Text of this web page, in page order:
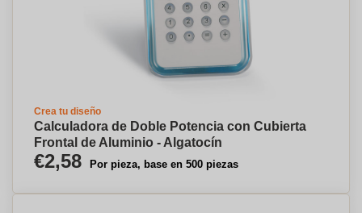
Crea tu diseño
Calculadora de Doble Potencia con Cubierta
Frontal de Aluminio - Algatocín
€2,58 Por pieza, base en 500 piezas